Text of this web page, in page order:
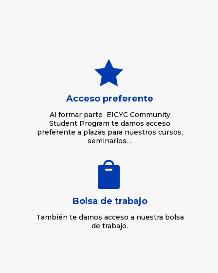

Acceso preferente
Al formar parte EICYC Community
Student Program te damos acceso
preferente a plazas para nuestros cursos,
seminarios…

Bolsa de trabajo
También te damos acceso a nuestra bolsa
de trabajo.